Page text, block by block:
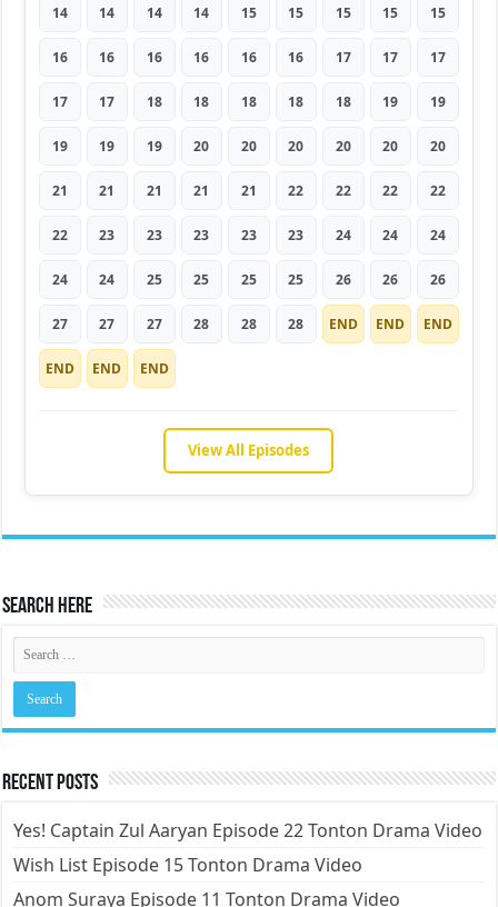
14 14 14 14 15 15 15 15 15
16 16 16 16 16 16 17 17 17
17 17 18 18 18 18 18 19 19
19 19 19 20 20 20 20 20 20
21 21 21 21 21 22 22 22 22
22 23 23 23 23 23 24 24 24
24 24 25 25 25 25 26 26 26
27 27 27 28 28 28 END END END
END END END
View All Episodes
Search Here
Recent Posts
Yes! Captain Zul Aaryan Episode 22 Tonton Drama Video
Wish List Episode 15 Tonton Drama Video
Anom Suraya Episode 11 Tonton Drama Video